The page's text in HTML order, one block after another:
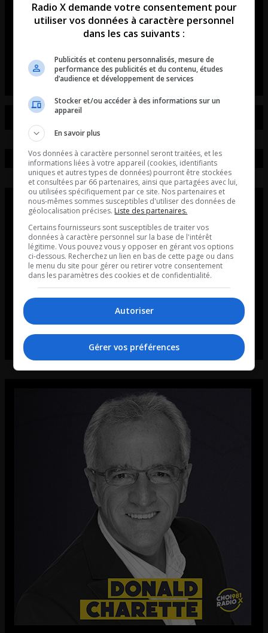
Spatiale!
Cosmodome de Laval.
Radio X demande votre consentement pour
utiliser vos données à caractère personnel
dans les cas suivants :
Publicités et contenu personnalisés, mesure de
performance des publicités et du contenu, études
d’audience et développement de services
Stocker et/ou accéder à des informations sur un
appareil
En savoir plus
Vos données à caractère personnel seront traitées, et les
informations liées à votre appareil (cookies, identifiants
uniques et autres types de données) pourront être stockées
et consultées par 66 partenaires, ainsi que partagées avec lui,
ou utilisées spécifiquement par ce site. Nos partenaires et
nous-mêmes sommes susceptibles d'utiliser des données de
géolocalisation précises. Liste des partenaires.
Certains fournisseurs sont susceptibles de traiter vos
données à caractère personnel sur la base de l'intérêt
légitime. Vous pouvez vous y opposer en gérant vos options
ci-dessous. Recherchez un lien en bas de cette page ou dans
le menu du site pour gérer ou retirer votre consentement
dans les paramètres des cookies et de confidentialité.
Autoriser
Gérer vos préférences